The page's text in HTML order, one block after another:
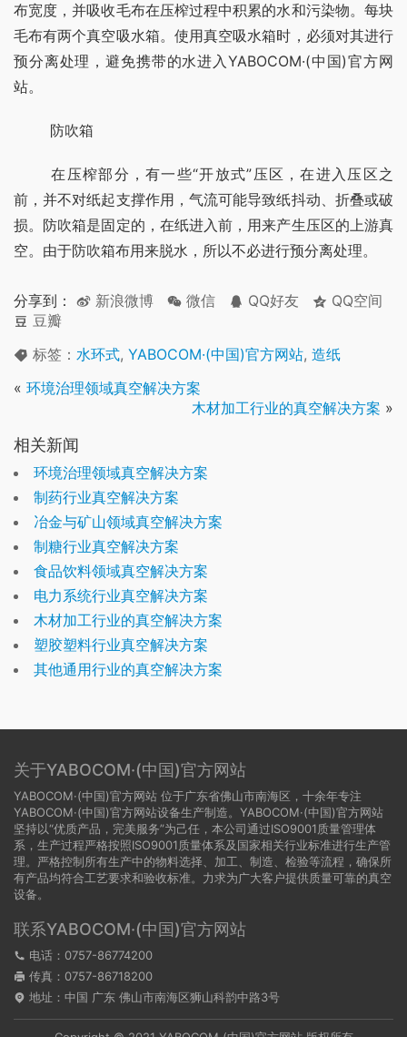
布宽度，并吸收毛布在压榨过程中积累的水和污染物。每块
毛布有两个真空吸水箱。使用真空吸水箱时，必须对其进行
预分离处理，避免携带的水进入YABOCOM·(中国)官方网
站。
	防吹箱
	在压榨部分，有一些“开放式”压区，在进入压区之
前，并不对纸起支撑作用，气流可能导致纸抖动、折叠或破
损。防吹箱是固定的，在纸进入前，用来产生压区的上游真
空。由于防吹箱布用来脱水，所以不必进行预分离处理。
分享到： 新浪微博 微信 QQ好友
QQ空间
豆瓣
标签： 水环式, YABOCOM·(中国)官方网站, 造纸
« 环境治理领域真空解决方案
木材加工行业的真空解决方案 »
相关新闻
环境治理领域真空解决方案
制药行业真空解决方案
冶金与矿山领域真空解决方案
制糖行业真空解决方案
食品饮料领域真空解决方案
电力系统行业真空解决方案
木材加工行业的真空解决方案
塑胶塑料行业真空解决方案
其他通用行业的真空解决方案
关于YABOCOM·(中国)官方网站
YABOCOM·(中国)官方网站 位于广东省佛山市南海区，十余年专注
YABOCOM·(中国)官方网站设备生产制造。YABOCOM·(中国)官方网站
坚持以“优质产品，完美服务”为己任，本公司通过ISO9001质量管理体
系，生产过程严格按照ISO9001质量体系及国家相关行业标准进行生产管
理。严格控制所有生产中的物料选择、加工、制造、检验等流程，确保所
有产品均符合工艺要求和验收标准。力求为广大客户提供质量可靠的真空
设备。
联系YABOCOM·(中国)官方网站
电话：0757-86774200
传真：0757-86718200
地址：中国 广东 佛山市南海区狮山科韵中路3号